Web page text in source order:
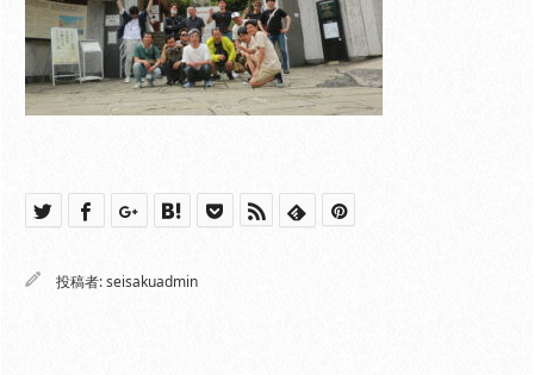
投稿者:seisakuadmin